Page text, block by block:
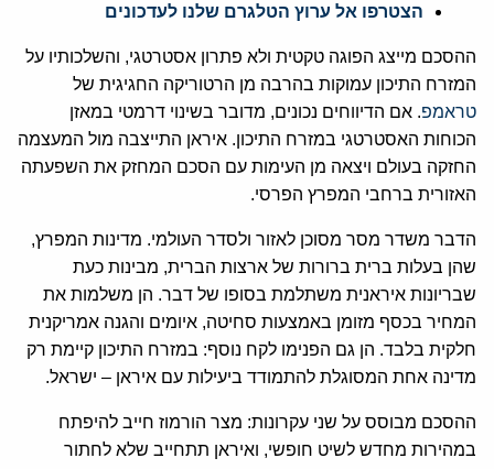
הצטרפו אל ערוץ הטלגרם שלנו לעדכונים
ההסכם מייצג הפוגה טקטית ולא פתרון אסטרטגי, והשלכותיו על
המזרח התיכון עמוקות בהרבה מן הרטוריקה החגיגית של
טראמפ. אם הדיווחים נכונים, מדובר בשינוי דרמטי במאזן
הכוחות האסטרטגי במזרח התיכון. איראן התייצבה מול המעצמה
החזקה בעולם ויצאה מן העימות עם הסכם המחזק את השפעתה
האזורית ברחבי המפרץ הפרסי.
הדבר משדר מסר מסוכן לאזור ולסדר העולמי. מדינות המפרץ,
שהן בעלות ברית ברורות של ארצות הברית, מבינות כעת
שבריונות איראנית משתלמת בסופו של דבר. הן משלמות את
המחיר בכסף מזומן באמצעות סחיטה, איומים והגנה אמריקנית
חלקית בלבד. הן גם הפנימו לקח נוסף: במזרח התיכון קיימת רק
מדינה אחת המסוגלת להתמודד ביעילות עם איראן – ישראל.
ההסכם מבוסס על שני עקרונות: מצר הורמוז חייב להיפתח
במהירות מחדש לשיט חופשי, ואיראן תתחייב שלא לחתור